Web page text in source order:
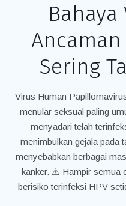
Bahaya
Sering
Virus Human
menular seksual paling
menyadari telah
menimbulkan gejala pada
menyebabkan berbagai
kanker. ⚠️ Hampir semua
berisiko terinfeksi HPV